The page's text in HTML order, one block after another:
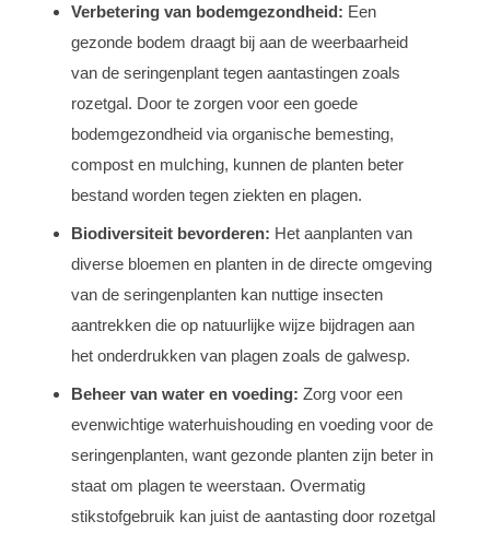
Verbetering van bodemgezondheid: Een
gezonde bodem draagt bij aan de weerbaarheid
van de seringenplant tegen aantastingen zoals
rozetgal. Door te zorgen voor een goede
bodemgezondheid via organische bemesting,
compost en mulching, kunnen de planten beter
bestand worden tegen ziekten en plagen.
Biodiversiteit bevorderen: Het aanplanten van
diverse bloemen en planten in de directe omgeving
van de seringenplanten kan nuttige insecten
aantrekken die op natuurlijke wijze bijdragen aan
het onderdrukken van plagen zoals de galwesp.
Beheer van water en voeding: Zorg voor een
evenwichtige waterhuishouding en voeding voor de
seringenplanten, want gezonde planten zijn beter in
staat om plagen te weerstaan. Overmatig
stikstofgebruik kan juist de aantasting door rozetgal